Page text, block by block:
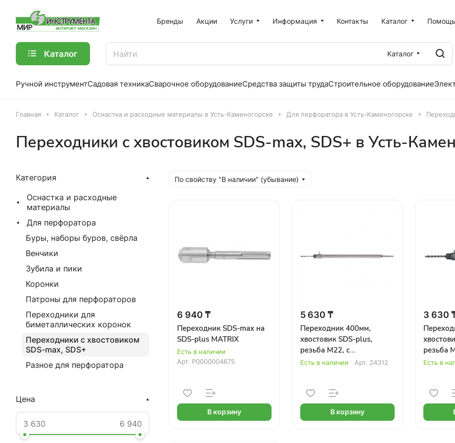
Бренды Акции Услуги Информация Контакты Каталог Помощь
Каталог
Каталог
Ручной инструментСадовая техникаСварочное оборудованиеСредства защиты трудаСтроительное оборудование
Главная Каталог Оснастка и расходные материалы в Усть-Каменогорске Для перфоратора в Усть-Каменогорске
Переходники с хвостовиком SDS-max, SDS+ в Усть-
По свойству "В наличии" (убывание)
6 940 ₸
Переходник SDS-max на
SDS-plus MATRIX
Есть в наличии
Арт. Р0000004675
В корзину
5 630 ₸
Переходник 400мм,
хвостовик SDS-plus,
резьба M22, с
центрирующим сверлом
Есть в наличии Арт. 24312
В корзину
3 630
резьба
Есть в
Категория
Оснастка и расходные
материалы
Для перфоратора
Буры, наборы буров, свёрла
Венчики
Зубила и пики
Коронки
Патроны для перфораторов
Переходники для
биметаллических коронок
Переходники с хвостовиком
SDS-max, SDS+
Разное для перфоратора
Цена